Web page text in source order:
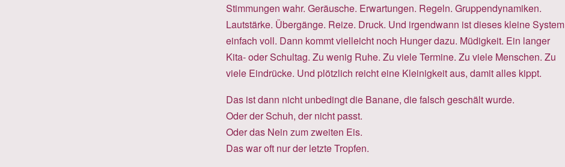
Stimmungen wahr. Geräusche. Erwartungen. Regeln. Gruppendynamiken.
Lautstärke. Übergänge. Reize. Druck. Und irgendwann ist dieses kleine System
einfach voll. Dann kommt vielleicht noch Hunger dazu. Müdigkeit. Ein langer
Kita- oder Schultag. Zu wenig Ruhe. Zu viele Termine. Zu viele Menschen. Zu
viele Eindrücke. Und plötzlich reicht eine Kleinigkeit aus, damit alles kippt.
Das ist dann nicht unbedingt die Banane, die falsch geschält wurde.
Oder der Schuh, der nicht passt.
Oder das Nein zum zweiten Eis.
Das war oft nur der letzte Tropfen.